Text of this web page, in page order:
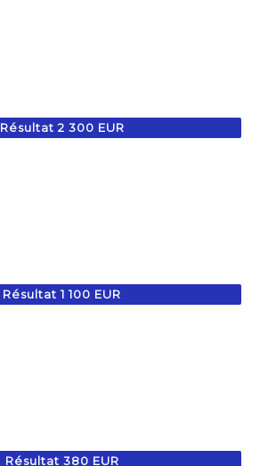
Résultat 2 300 EUR
Résultat 1 100 EUR
Résultat 380 EUR